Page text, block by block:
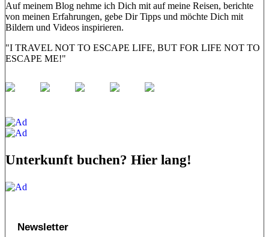
Auf meinem Blog nehme ich Dich mit auf meine Reisen, berichte
von meinen Erfahrungen, gebe Dir Tipps und möchte Dich mit
Bildern und Videos inspirieren.
"I TRAVEL NOT TO ESCAPE LIFE, BUT FOR LIFE NOT TO
ESCAPE ME!"
Unterkunft buchen? Hier lang!
Newsletter